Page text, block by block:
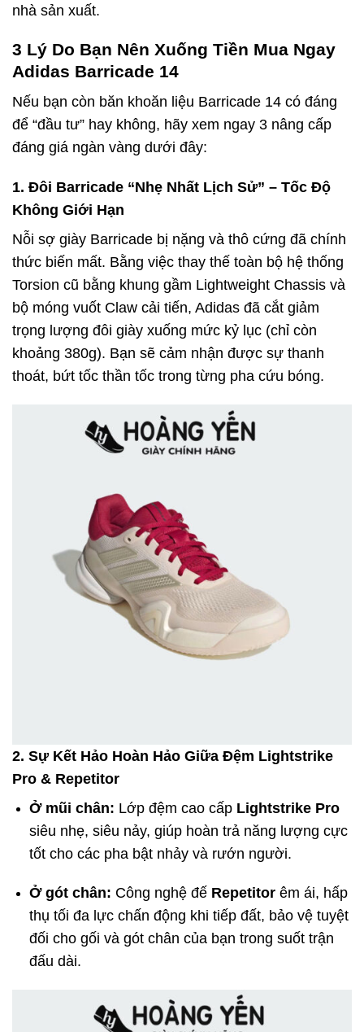
nhà sản xuất.
3 Lý Do Bạn Nên Xuống Tiền Mua Ngay
Adidas Barricade 14
Nếu bạn còn băn khoăn liệu Barricade 14 có đáng
để “đầu tư” hay không, hãy xem ngay 3 nâng cấp
đáng giá ngàn vàng dưới đây:
1. Đôi Barricade “Nhẹ Nhất Lịch Sử” – Tốc Độ
Không Giới Hạn
Nỗi sợ giày Barricade bị nặng và thô cứng đã chính
thức biến mất. Bằng việc thay thế toàn bộ hệ thống
Torsion cũ bằng khung gầm Lightweight Chassis và
bộ móng vuốt Claw cải tiến, Adidas đã cắt giảm
trọng lượng đôi giày xuống mức kỷ lục (chỉ còn
khoảng 380g). Bạn sẽ cảm nhận được sự thanh
thoát, bứt tốc thần tốc trong từng pha cứu bóng.
2. Sự Kết Hảo Hoàn Hảo Giữa Đệm Lightstrike
Pro & Repetitor
Ở mũi chân: Lớp đệm cao cấp Lightstrike Pro
siêu nhẹ, siêu nảy, giúp hoàn trả năng lượng cực
tốt cho các pha bật nhảy và rướn người.
Ở gót chân: Công nghệ đế Repetitorêm ái, hấp
thụ tối đa lực chấn động khi tiếp đất, bảo vệ tuyệt
đối cho gối và gót chân của bạn trong suốt trận
đấu dài.